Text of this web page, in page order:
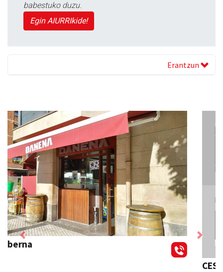
babestuko duzu.
Egin AIURRIkide!
Erantzun
Previous Next